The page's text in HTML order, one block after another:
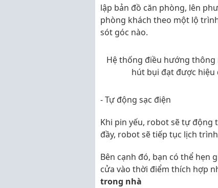
lập bản đồ căn phòng, lên
phòng khách theo một lộ
sót góc nào.
Hệ thống điều hướng
hút bụi đạt được hiệu
- Tự động sạc điện
Khi pin yếu, robot sẽ tự động
đầy, robot sẽ tiếp tục lịch
Bên cạnh đó, bạn có thể hẹn
cửa vào thời điểm thích hợp
trong nhà